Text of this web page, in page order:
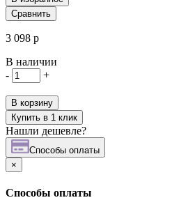
Сравнить
3 098 р
В наличии
-
+
В корзину
Купить в 1 клик
Нашли дешевле?
Cпособы оплаты
×
Cпособы оплаты